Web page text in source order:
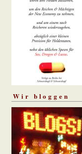
Wir bloggen